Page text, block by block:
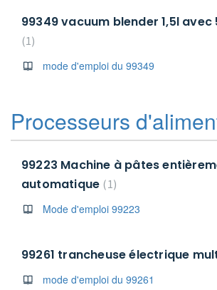
99349 vacuum blender 1,5l
1
mode d'emploi du 99349
Processeurs
99223 Machine à pâtes
automatique 1
Mode d'emploi 99223
99261 trancheuse électrique
mode d'emploi du 99261